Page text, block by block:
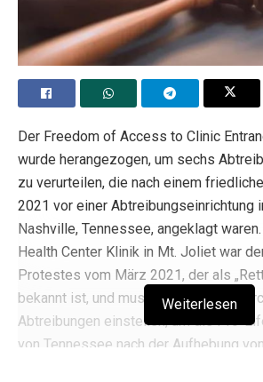
Der Freedom of Access to Clinic
wurde herangezogen, um sechs
zu verurteilen, die nach einem
2021 vor einer Abtreibungseinrichtung
Nashville, Tennessee, angeklagt
Health Center Klinik in Mt. Joliet war
Protestes vom März 2021, der als
bekannt ist, und musste später die
Abtreibungen einstellen, um die Pro-
von Tennessee nach der Aufhebung
Weiterlesen